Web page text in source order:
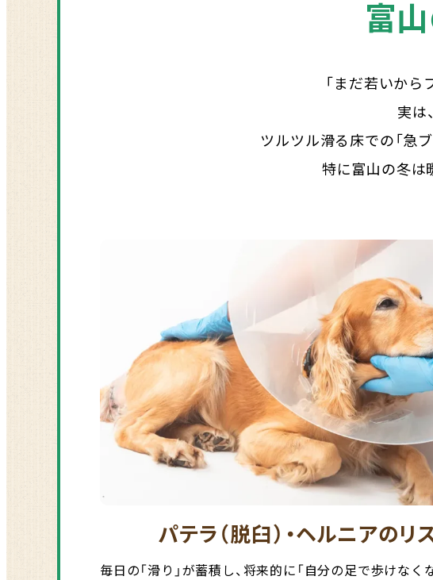
富
「まだ若いから
実は
ツルツル滑る床での「急
特に富山の冬は
パテラ（脱臼）・ヘルニアのリ
毎日の「滑り」が蓄積し、将来的に「自分の足で歩けなく